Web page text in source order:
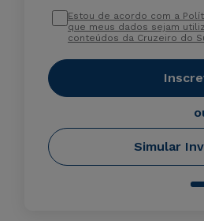
Estou de acordo com a
que meus dados sejam
conteúdos da Cruzeiro do
Simular